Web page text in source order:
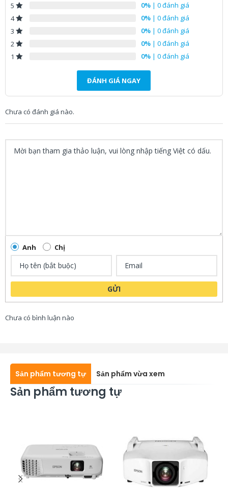
5 0%| 0 đánh giá
4
0%| 0 đánh giá
3
0%| 0 đánh giá
2
0%| 0 đánh giá
1
0%| 0 đánh giá
ĐÁNH GIÁ NGAY
Chưa có đánh giá nào.
Anh Chị
GỬI
Chưa có bình luận nào
Sản phẩm tương tự Sản phẩm vừa xem
Sản phẩm tương tự